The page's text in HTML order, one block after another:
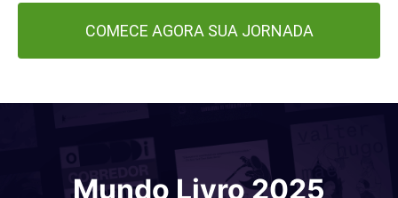
COMECE AGORA SUA JORNADA
Mundo Livro 2025